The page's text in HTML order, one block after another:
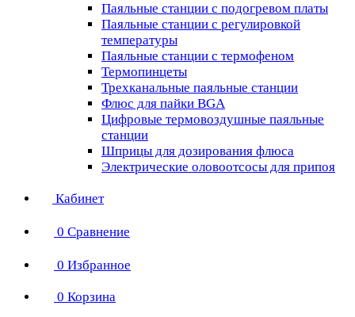
Паяльные станции с подогревом платы
Паяльные станции с регулировкой
температуры
Паяльные станции с термофеном
Термопинцеты
Трехканальные паяльные станции
Флюс для пайки BGA
Цифровые термовоздушные паяльные
станции
Шприцы для дозирования флюса
Электрические оловоотсосы для припоя
Кабинет
0 Сравнение
0 Избранное
0 Корзина